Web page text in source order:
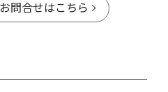
問合せはこちら